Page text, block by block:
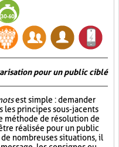
pour un public ciblé
est simple : demander
les principes sous-jacents
méthode de résolution de
réalisée pour un public
nombreuses situations, il